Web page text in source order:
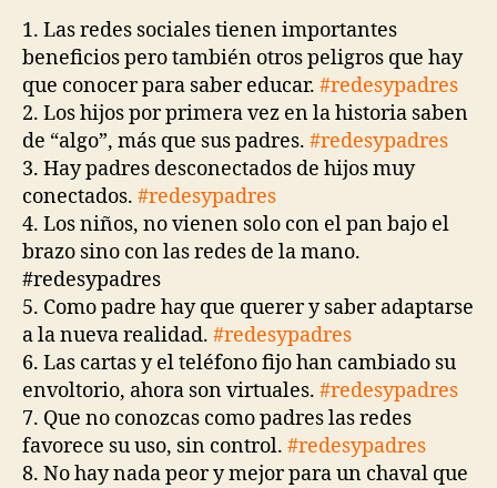
1. Las redes sociales tienen importantes
beneficios pero también otros peligros que hay
que conocer para saber educar. #redesypadres
2. Los hijos por primera vez en la historia saben
de “algo”, más que sus padres. #redesypadres
3. Hay padres desconectados de hijos muy
conectados. #redesypadres
4. Los niños, no vienen solo con el pan bajo el
brazo sino con las redes de la mano.
#redesypadres
5. Como padre hay que querer y saber adaptarse
a la nueva realidad. #redesypadres
6. Las cartas y el teléfono fijo han cambiado su
envoltorio, ahora son virtuales. #redesypadres
7. Que no conozcas como padres las redes
favorece su uso, sin control. #redesypadres
8. No hay nada peor y mejor para un chaval que